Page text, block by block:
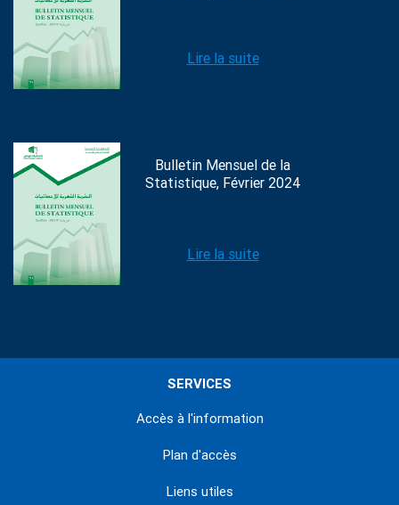
Lire la suite
Bulletin Mensuel de la
Statistique, Février 2024
Lire la suite
SERVICES
Accès à l'information
Plan d'accès
Liens utiles